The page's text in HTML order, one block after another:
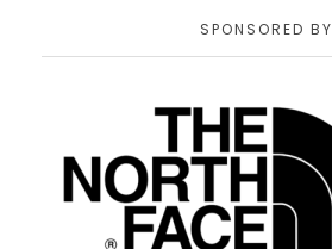
SPONSORED BY